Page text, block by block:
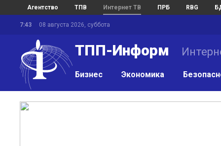
Агентство ТПВ Интернет ТВ ПРБ RBG
7:43 08 августа 2026, суббота
ТПП-Информ
Бизнес Экономика